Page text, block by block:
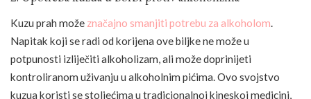
Kuzu prah može značajno smanjiti potrebu za alkoholom.
Napitak koji se radi od korijena ove biljke ne može u
potpunosti izliječiti alkoholizam, ali može doprinijeti
kontroliranom uživanju u alkoholnim pićima. Ovo svojstvo
kuzua koristi se stoljećima u tradicionalnoj kineskoj medicini,